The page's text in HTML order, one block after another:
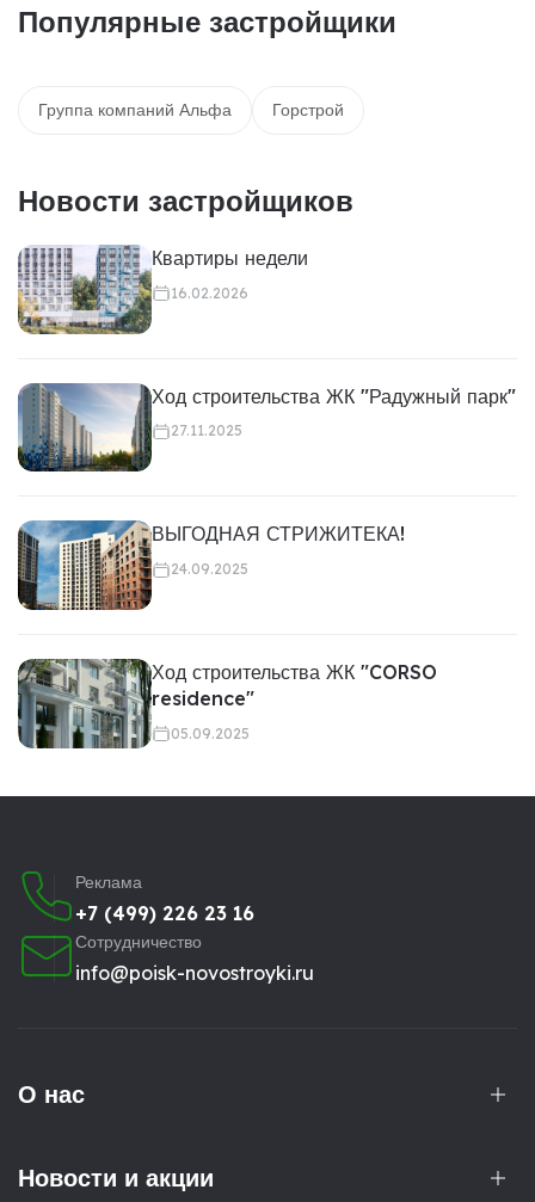
Популярные застройщики
Группа компаний Альфа Горстрой
Новости застройщиков
Квартиры недели
16.02.2026
Ход строительства ЖК "Радужный парк"
27.11.2025
ВЫГОДНАЯ СТРИЖИТЕКА!
24.09.2025
Ход строительства ЖК "CORSO
residence"
05.09.2025
Реклама
+7 (499) 226 23 16
Сотрудничество
info@poisk-novostroyki.ru
О нас
Новости и акции